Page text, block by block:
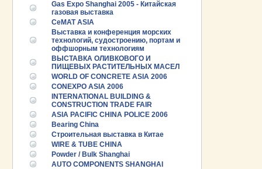
Gas Expo Shanghai 2005 - Китайская
газовая выставка
CeMAT ASIA
Выставка и конференция морских
технологий, судостроению, портам и
оффшорным технологиям
ВЫСТАВКА ОЛИВКОВОГО И
ПИЩЕВЫХ РАСТИТЕЛЬНЫХ МАСЕЛ
WORLD OF CONCRETE ASIA 2006
CONEXPO ASIA 2006
INTERNATIONAL BUILDING &
CONSTRUCTION TRADE FAIR
ASIA PACIFIC CHINA POLICE 2006
Bearing China
Строительная выставка в Китае
WIRE & TUBE CHINA
Powder / Bulk Shanghai
AUTO COMPONENTS SHANGHAI